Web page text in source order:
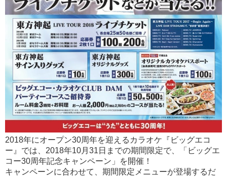
2018年にオープン30周年を迎えるカラオケ『ビッグエコ
ー』では、2018年10月31日までの期間限定で、「ビッグエ
コー30周年記念キャンペーン」を開催！
キャンペーンに合わせて、期間限定メニューが登場するだ